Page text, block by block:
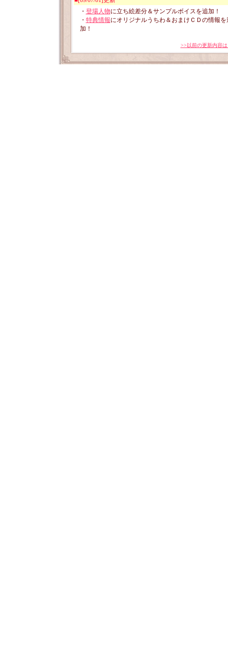
・ 登場人物に立ち絵差分＆サンプルボイスを追加！
・ 特典情報にオリジナルうちわ＆おまけＣＤの情報を
加！
>>以前の更新内容